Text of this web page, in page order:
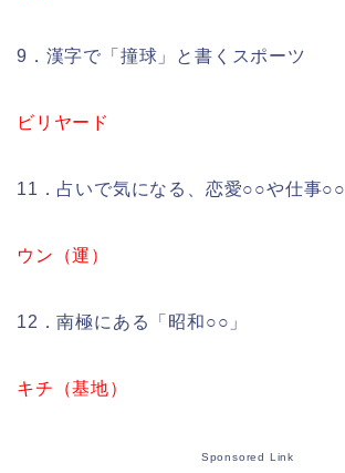
9．漢字で「撞球」と書くスポーツ
ビリヤード
11．占いで気になる、恋愛○○や仕事○○
ウン（運）
12．南極にある「昭和○○」
キチ（基地）
Sponsored Link